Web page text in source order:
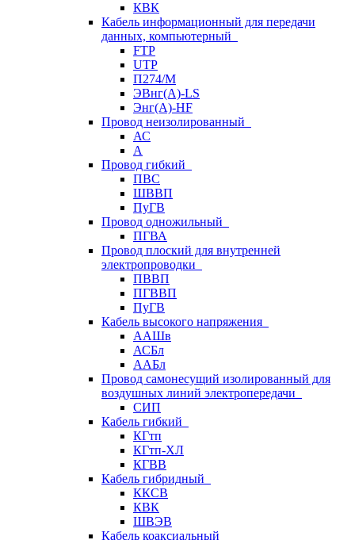
КВК
Кабель информационный для передачи
данных, компьютерный
FTP
UTP
П274/М
ЭВнг(А)-LS
Энг(А)-HF
Провод неизолированный
АС
А
Провод гибкий
ПВС
ШВВП
ПуГВ
Провод одножильный
ПГВА
Провод плоский для внутренней
электропроводки
ПВВП
ПГВВП
ПуГВ
Кабель высокого напряжения
ААШв
АСБл
ААБл
Провод самонесущий изолированный для
воздушных линий электропередачи
СИП
Кабель гибкий
КГтп
КГтп-ХЛ
КГВВ
Кабель гибридный
ККСВ
КВК
ШВЭВ
Кабель коаксиальный